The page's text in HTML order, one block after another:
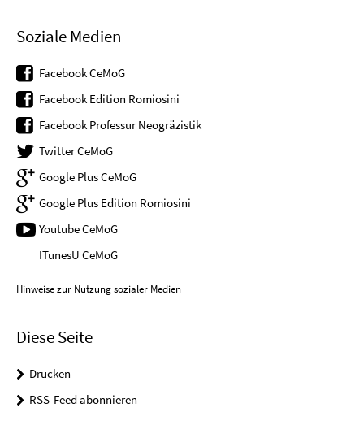
Soziale Medien
Facebook CeMoG
Facebook Edition Romiosini
Facebook Professur Neogräzistik
Twitter CeMoG
Google Plus CeMoG
Google Plus Edition Romiosini
Youtube CeMoG
ITunesU CeMoG
Hinweise zur Nutzung sozialer Medien
Diese Seite
Drucken
RSS-Feed abonnieren